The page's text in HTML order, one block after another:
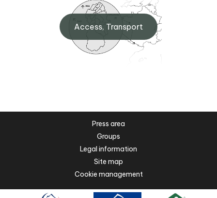
Access, Transport
Press area
Groups
Legal information
Site map
Cookie management